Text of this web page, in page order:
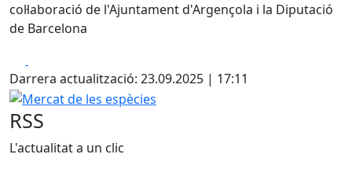
col·laboració de l'Ajuntament d'Argençola i la Diputació
de Barcelona
Darrera actualització: 23.09.2025 | 17:11
Mercat de les espècies
RSS
L'actualitat a un clic